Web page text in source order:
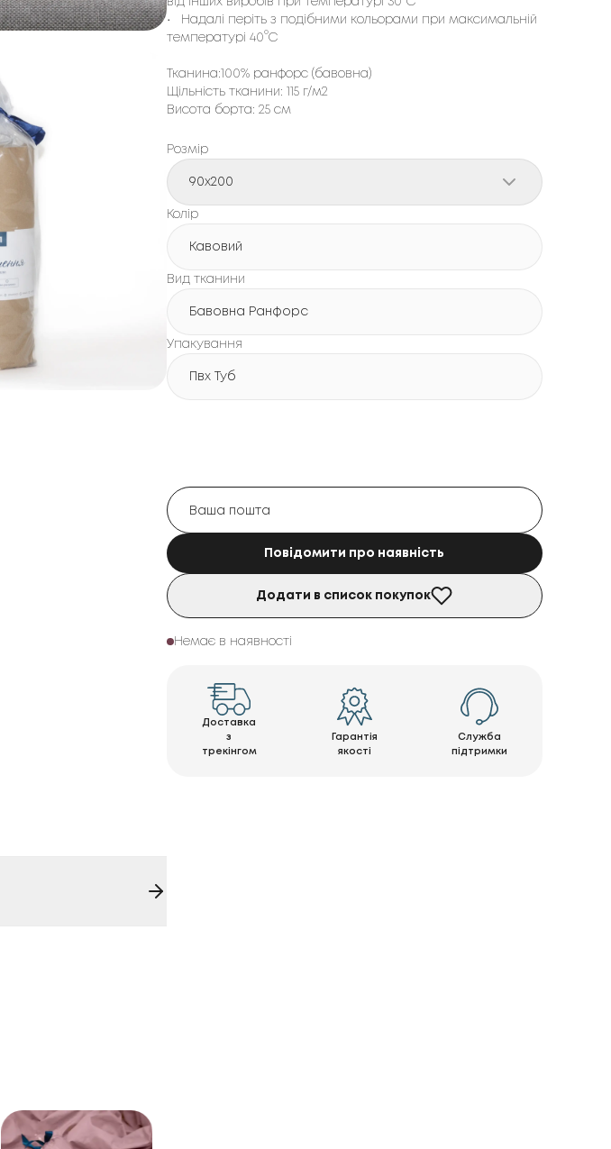
•
Надалі періть з подібними кольорами при максимальній
температурі 40°С
Тканина:100% ранфорс (бавовна)
Щільність тканини: 115 г/м2
Висота борта: 25 см
Розмір
90x200
Колір
Кавовий
Вид тканини
Бавовна Ранфорс
Упакування
Пвх Туб
Повідомити про наявність
Додати в список покупок
Немає в наявності
Доставка
з
трекінгом
Гарантія
якості
Служба
підтримки